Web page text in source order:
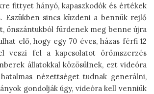
fittyet hányó, kapaszkodók és értékek
Eszükben sincs küzdeni a bennük rejlő
önszántukból fürdenek meg benne újra
elő, hogy egy 70 éves, házas férfi 12
veszi fel a kapcsolatot örömszerzés
állatokkal közösülnek, ezt videóra
nézettséget tudnak generálni,
gondolják úgy, videóra kell venniük